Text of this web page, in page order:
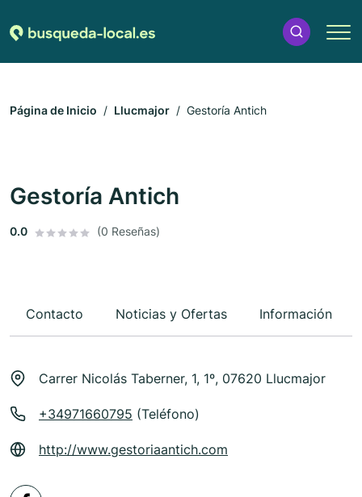
Página de Inicio Llucmajor Gestoría Antich
Gestoría Antich
0.0 (0 Reseñas)
Contacto Noticias y Ofertas Información
Carrer Nicolás Taberner, 1, 1º, 07620 Llucmajor
+34971660795 (Teléfono)
http://www.gestoriaantich.com